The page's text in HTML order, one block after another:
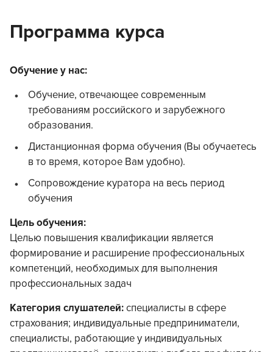
Программа курса
Обучение у нас:
Обучение, отвечающее современным
требованиям российского и зарубежного
образования.
Дистанционная форма обучения (Вы обучаетесь
в то время, которое Вам удобно).
Сопровождение куратора на весь период
обучения
Цель обучения:
Целью повышения квалификации является
формирование и расширение профессиональных
компетенций, необходимых для выполнения
профессиональных задач
Категория слушателей: специалисты в сфере
страхования; индивидуальные предприниматели,
специалисты, работающие у индивидуальных